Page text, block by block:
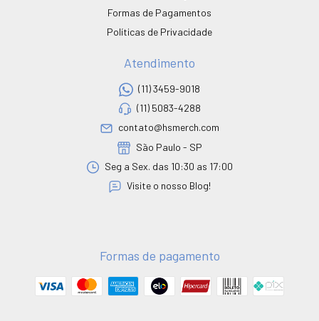
Formas de Pagamentos
Políticas de Privacidade
Atendimento
(11) 3459-9018
(11) 5083-4288
contato@hsmerch.com
São Paulo - SP
Seg a Sex. das 10:30 as 17:00
Visite o nosso Blog!
Formas de pagamento